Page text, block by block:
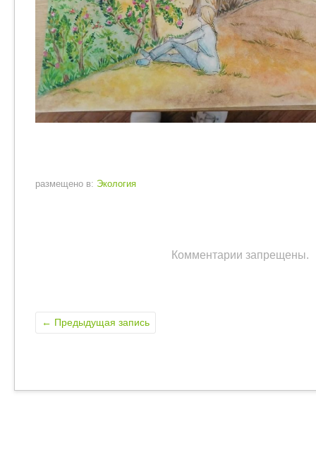
размещено в: Экология
Комментарии запрещены.
← Предыдущая запись